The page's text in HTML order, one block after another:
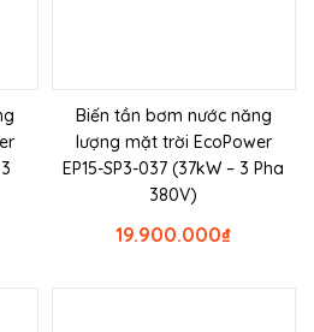
Biến tần bơm nước năng
lượng mặt trời EcoPower
EP15-SP3-037 (37kW – 3 Pha
380V)
₫
19.900.000